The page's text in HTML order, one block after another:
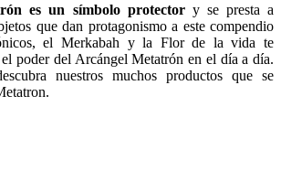
es un símbolo protectory se presta a
que dan protagonismo a este compendio
el Merkabah y la Flor de la vida te
poder del Arcángel Metatrón en el día a día.
nuestros muchos productos que se